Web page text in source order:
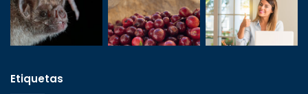
Etiquetas